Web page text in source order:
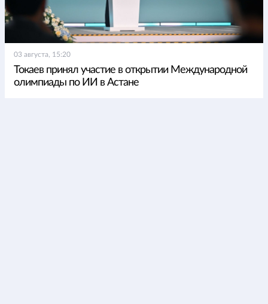
03 августа, 15:20
Токаев принял участие в открытии Международной
олимпиады по ИИ в Астане